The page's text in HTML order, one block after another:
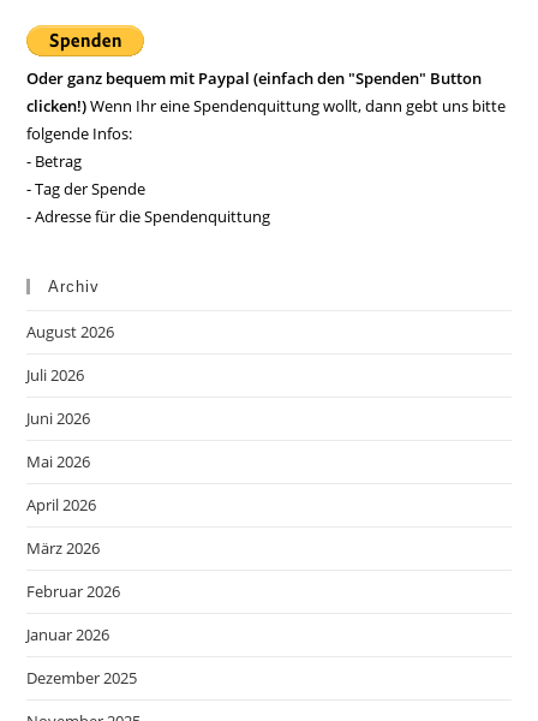
Oder ganz bequem mit Paypal (einfach den "Spenden" Button
clicken!)Wenn Ihr eine Spendenquittung wollt, dann gebt uns bitte
folgende Infos:
- Betrag
- Tag der Spende
- Adresse für die Spendenquittung
Archiv
August 2026
Juli 2026
Juni 2026
Mai 2026
April 2026
März 2026
Februar 2026
Januar 2026
Dezember 2025